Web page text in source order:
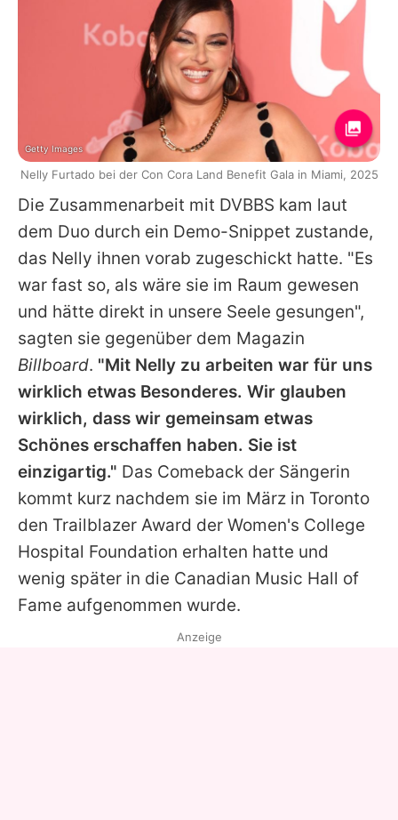
Die Zusammenarbeit mit DVBBS kam laut
dem Duo durch ein Demo-Snippet zustande,
das Nelly ihnen vorab zugeschickt hatte. "Es
war fast so, als wäre sie im Raum gewesen
und hätte direkt in unsere Seele gesungen",
sagten sie gegenüber dem Magazin
Billboard. "Mit Nelly zu arbeiten war für uns
wirklich etwas Besonderes. Wir glauben
wirklich, dass wir gemeinsam etwas
Schönes erschaffen haben. Sie ist
einzigartig." Das Comeback der Sängerin
kommt kurz nachdem sie im März in Toronto
den Trailblazer Award der Women's College
Hospital Foundation erhalten hatte und
wenig später in die Canadian Music Hall of
Fame aufgenommen wurde.
Getty Images
Nelly Furtado bei der Con Cora Land Benefit Gala in Miami, 2025
Anzeige